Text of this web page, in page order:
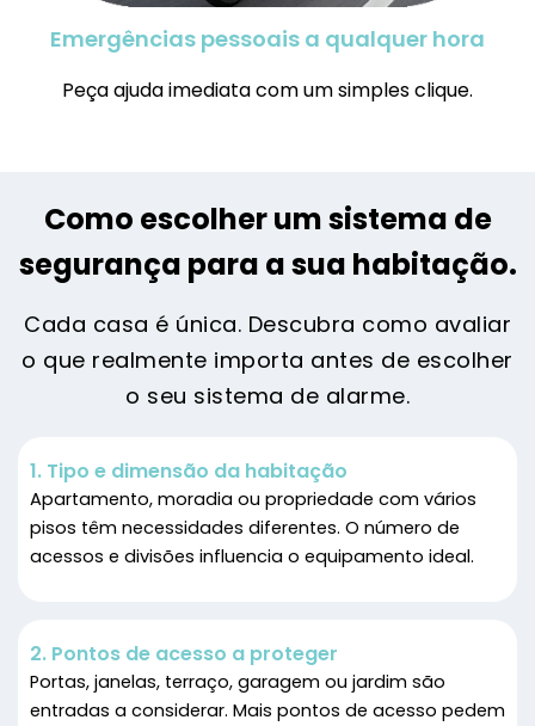
Emergências pessoais a qualquer hora
Peça ajuda imediata com um simples clique.
Como escolher um sistema de
segurança para a sua habitação.
Cada casa é única. Descubra como avaliar
o que realmente importa antes de escolher
o seu sistema de alarme.
1. Tipo e dimensão da habitação
Apartamento, moradia ou propriedade com vários
pisos têm necessidades diferentes. O número de
acessos e divisões influencia o equipamento ideal.
2. Pontos de acesso a proteger
Portas, janelas, terraço, garagem ou jardim são
entradas a considerar. Mais pontos de acesso pedem